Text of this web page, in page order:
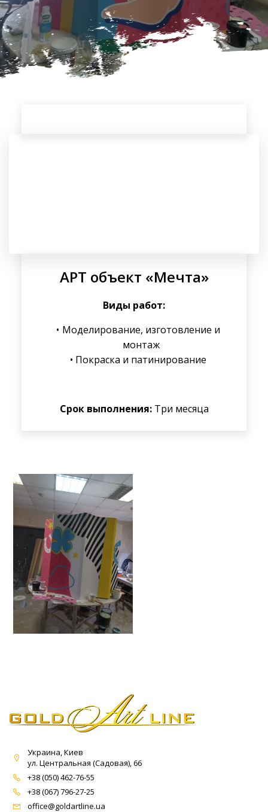
АРТ объект «Мечта»
Виды работ:
Моделирование, изготовление и
монтаж
Покраска и патинирование
Срок выполнения:Три месяца
Украина, Киев
ул. Центральная (Садовая), 66
+38 (050) 462-76-55
+38 (067) 796-27-25
office@goldartline.ua